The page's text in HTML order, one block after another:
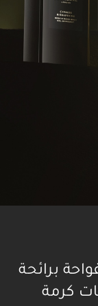
برائحة
كرمة